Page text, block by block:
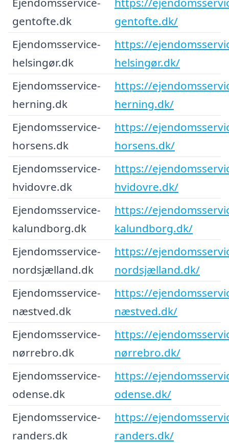
gentofte.dk
gentofte.dk/
Ejendomsservice-
helsingør.dk
https://
helsingør.dk/
Ejendomsservice-
herning.dk
https://
herning.dk/
Ejendomsservice-
horsens.dk
https://
horsens.dk/
Ejendomsservice-
hvidovre.dk
https://
hvidovre.dk/
Ejendomsservice-
kalundborg.dk
https://
kalundborg.dk/
Ejendomsservice-
nordsjælland.dk
https://
nordsjælland.dk/
Ejendomsservice-
næstved.dk
https://
næstved.dk/
Ejendomsservice-
nørrebro.dk
https://
nørrebro.dk/
Ejendomsservice-
odense.dk
https://
odense.dk/
Ejendomsservice-
randers.dk
https://
randers.dk/